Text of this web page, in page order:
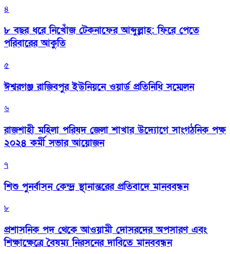
৪
৮ বছর ধরে নিখোঁজ টেকনাফের আব্দুল্লাহ: ফিরে পেতে
পরিবারের আকুতি
৫
ঈশ্বরগঞ্জ রাজিবপুর ইউনিয়নে ওয়ার্ড প্রতিনিধি সম্মেলন
৬
রাজশাহী মহিলা পরিষদ জেলা শাখার উদ্যোগে সাংগঠনিক পক্ষ
২০২৪ কর্মী সভার আয়োজন
৭
শিশু পুনর্বাসন কেন্দ্র স্থানান্তরের প্রতিবাদে মানববন্ধন
৮
প্রশাসনিক পদ থেকে আওয়ামী দোসরদের অপসারণ এবং
শিক্ষাক্ষেত্রে বৈষম্য নিরসনের দাবিতে মানববন্ধন